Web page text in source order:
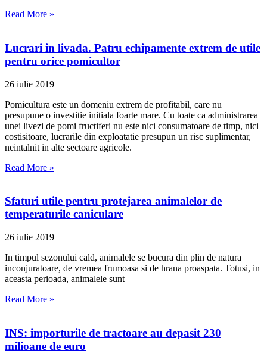
Read More »
Lucrari in livada. Patru echipamente extrem de utile
pentru orice pomicultor
26 iulie 2019
Pomicultura este un domeniu extrem de profitabil, care nu
presupune o investitie initiala foarte mare. Cu toate ca administrarea
unei livezi de pomi fructiferi nu este nici consumatoare de timp, nici
costisitoare, lucrarile din exploatatie presupun un risc suplimentar,
neintalnit in alte sectoare agricole.
Read More »
Sfaturi utile pentru protejarea animalelor de
temperaturile caniculare
26 iulie 2019
In timpul sezonului cald, animalele se bucura din plin de natura
inconjuratoare, de vremea frumoasa si de hrana proaspata. Totusi, in
aceasta perioada, animalele sunt
Read More »
INS: importurile de tractoare au depasit 230
milioane de euro